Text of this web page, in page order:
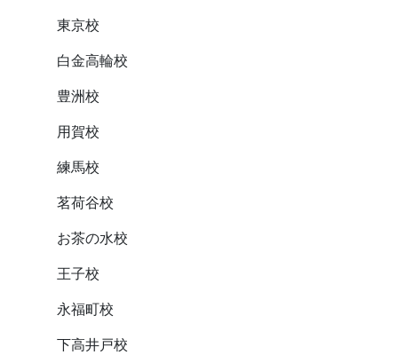
東京校
白金高輪校
豊洲校
用賀校
練馬校
茗荷谷校
お茶の水校
王子校
永福町校
下高井戸校